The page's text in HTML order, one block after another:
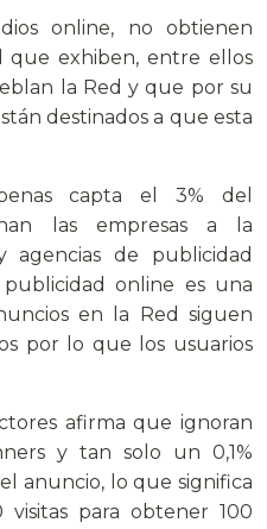
online, no obtienen
que exhiben, entre ellos
la Red y que por su
destinados a que esta
capta el 3% del
las empresas a la
agencias de publicidad
online es una
en la Red siguen
por lo que los usuarios
afirma que ignoran
y tan solo un 0,1%
anuncio, lo que significa
visitas para obtener 100